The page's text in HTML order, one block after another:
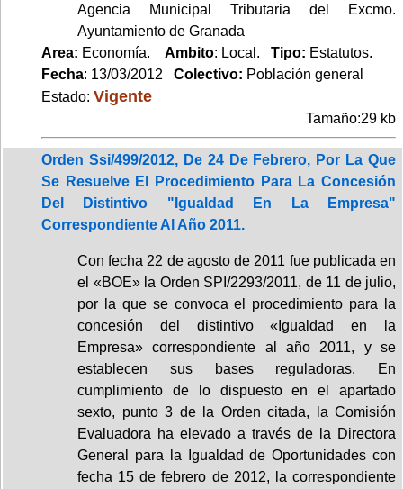
Agencia Municipal Tributaria del Excmo.
Ayuntamiento de Granada
Area: Economía. Ambito: Local. Tipo: Estatutos.
Fecha: 13/03/2012 Colectivo: Población general
Estado: Vigente
Tamaño:29 kb
Orden Ssi/499/2012, De 24 De Febrero, Por La Que
Se Resuelve El Procedimiento Para La Concesión
Del Distintivo "Igualdad En La Empresa"
Correspondiente Al Año 2011.
Con fecha 22 de agosto de 2011 fue publicada en
el «BOE» la Orden SPI/2293/2011, de 11 de julio,
por la que se convoca el procedimiento para la
concesión del distintivo «Igualdad en la
Empresa» correspondiente al año 2011, y se
establecen sus bases reguladoras. En
cumplimiento de lo dispuesto en el apartado
sexto, punto 3 de la Orden citada, la Comisión
Evaluadora ha elevado a través de la Directora
General para la Igualdad de Oportunidades con
fecha 15 de febrero de 2012, la correspondiente